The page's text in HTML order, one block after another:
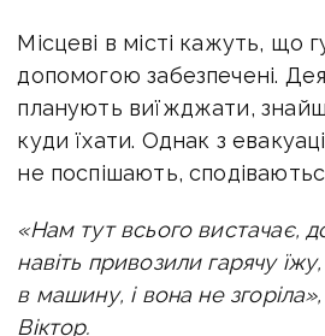
Місцеві в місті кажуть, що
допомогою забезпечені.
планують виїжджати,
куди їхати. Однак з
не поспішають,
«Нам тут всього вистачає,
навіть привозили гарячу
в машину, і вона не
Віктор.